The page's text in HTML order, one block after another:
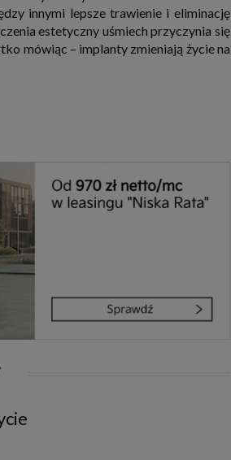
innymi lepsze trawienie i eliminację
estetyczny uśmiech przyczynia się
mówiąc – implanty zmieniają życie na